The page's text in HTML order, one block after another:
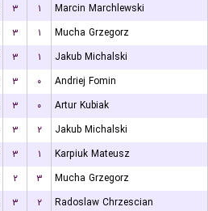
۳ ۱
Marcin Marchlewski
۳ ۱
Mucha Grzegorz
۳ ۱
Jakub Michalski
۳ ۰
Andriej Fomin
۳ ۰
Artur Kubiak
۳ ۲
Jakub Michalski
۳ ۱
Karpiuk Mateusz
۲ ۳
Mucha Grzegorz
۳ ۲
Radoslaw Chrzescian